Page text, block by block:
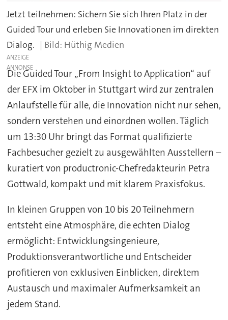
Jetzt teilnehmen: Sichern Sie sich Ihren Platz in der
Guided Tour und erleben Sie Innovationen im direkten
Dialog.
Hüthig Medien
ANZEIGE
Die Guided Tour „From Insight to Application“ auf
der EFX im Oktober in Stuttgart wird zur zentralen
Anlaufstelle für alle, die Innovation nicht nur sehen,
sondern verstehen und einordnen wollen. Täglich
um 13:30 Uhr bringt das Format qualifizierte
Fachbesucher gezielt zu ausgewählten Ausstellern –
kuratiert von productronic-Chefredakteurin Petra
Gottwald, kompakt und mit klarem Praxisfokus.
In kleinen Gruppen von 10 bis 20 Teilnehmern
entsteht eine Atmosphäre, die echten Dialog
ermöglicht: Entwicklungsingenieure,
Produktionsverantwortliche und Entscheider
profitieren von exklusiven Einblicken, direktem
Austausch und maximaler Aufmerksamkeit an
jedem Stand.